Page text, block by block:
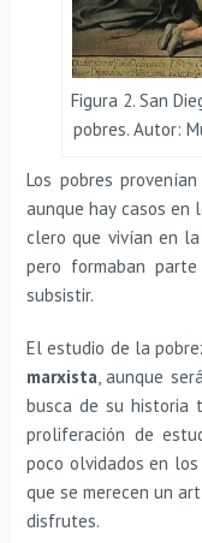
Figura 2. San
pobres. Autor:
Los pobres
aunque hay casos en
clero que vivían en
pero formaban
subsistir.
El estudio de la
marxista, aunque
busca de su historia
proliferación de
poco olvidados en
que se merecen un
disfrutes.